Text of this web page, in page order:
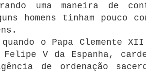
uma maneira de
homens tinham pouco
o Papa Clemente
V da Espanha,
de ordenação